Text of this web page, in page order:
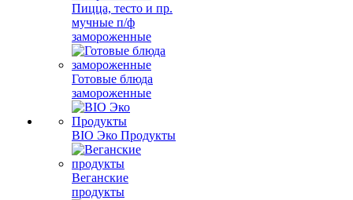
Пицца, тесто и пр.
мучные п/ф
замороженные
Готовые блюда
замороженные
BIO Эко Продукты
Веганские
продукты